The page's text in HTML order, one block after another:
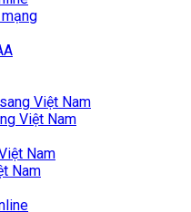
Việt Nam
Nam